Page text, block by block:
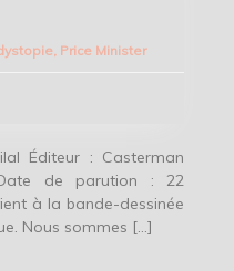
Enki
, Price Minister
Éditeur : Casterman
de parution : 22
à la bande-dessinée
Nous sommes […]